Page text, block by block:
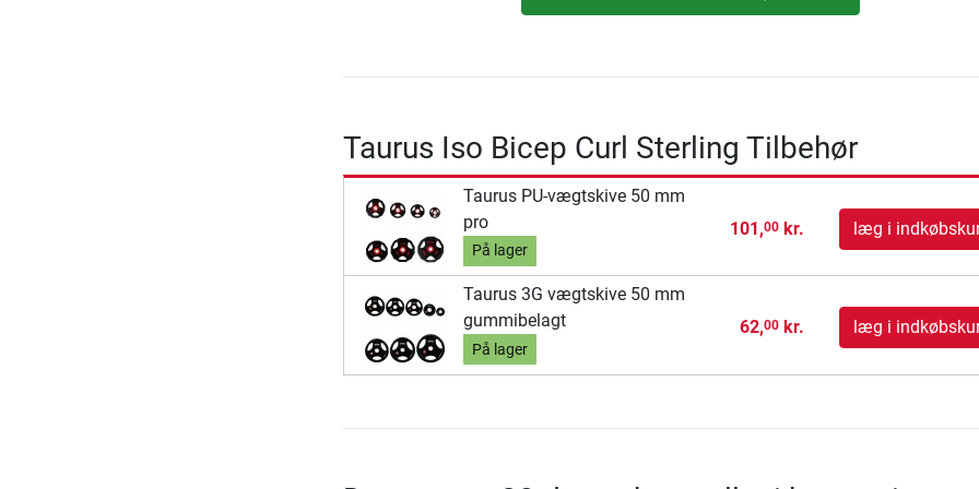
Taurus Iso Bicep Curl Sterling Tilbehør
Taurus PU-vægtskive 50 mm
pro
På lager
101,00kr. læg i
Taurus 3G vægtskive 50 mm
gummibelagt
På lager
62,00kr. læg i